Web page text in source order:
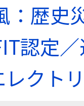
：歴史
認定
クト